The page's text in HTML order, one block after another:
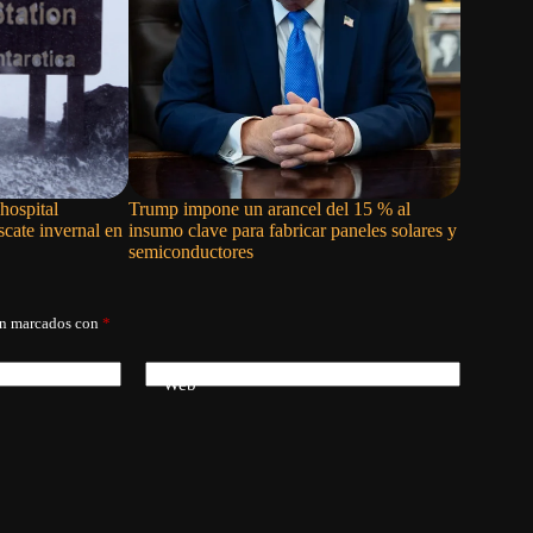
invernal en
Trump impone un arancel del 15 % al
insumo clave para fabricar paneles solares y
semiconductores
marcados con *
Web